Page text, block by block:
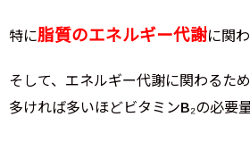
特に脂質のエネルギー代謝に関
そして、エネルギー代謝に関わるた
多ければ多いほどビタミンB₂の必要